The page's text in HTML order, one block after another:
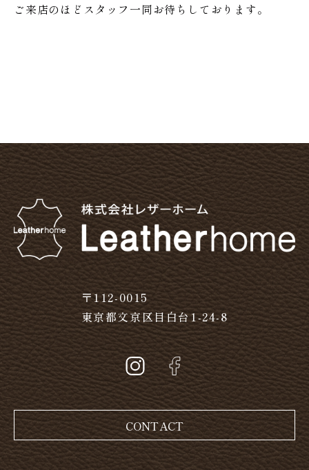
ご来店のほどスタッフ一同お待ちしております。
〒112-0015
東京都文京区目白台1-24-8
CONTACT